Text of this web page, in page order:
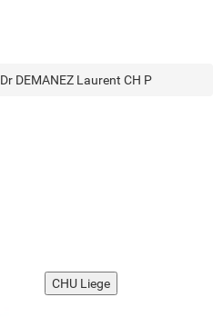
Dr DEMANEZ Laurent CH P
CHU Liege